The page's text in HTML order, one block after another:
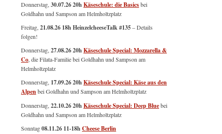
Donnerstag, 30.07.26 20hKäseschule: die Basicsbei
Goldhahn und Sampson am Helmholtzplatz
Freitag, 21.08.26 18h HeinzelcheeseTalk #135– Details
folgen!
Donnerstag, 27.08.26 20hKäseschule Special: Mozzarella &
Co , die Filata-Familie bei Goldhahn und Sampson am
Helmholtzplatz
Donnerstag, 17.09.26 20hKäseschule Special: Käse aus den
Alpenbei Goldhahn und Sampson am Helmholtzplatz
Donnerstag, 22.10.26 20hKäseschule Special: Deep Bluebei
Goldhahn und Sampson am Helmholtzplatz
Sonntag08.11.26 11-18hCheese Berlin